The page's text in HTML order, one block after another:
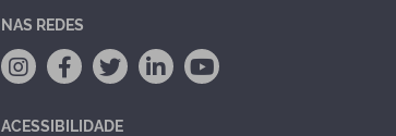
NAS REDES
ACESSIBILIDADE